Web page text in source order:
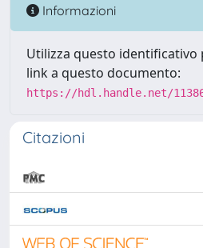
Informazioni
Utilizza questo identificativo
link a questo documento:
https://hdl.handle.net/
Citazioni